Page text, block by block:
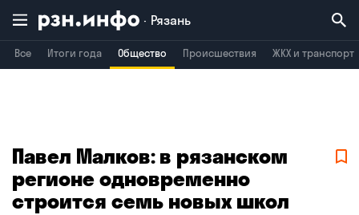
Рязань
Все Итоги года Общество Происшествия ЖКХ и транспорт
Воронеж Брянск
Павел Малков: в рязанском
регионе одновременно
строится семь новых школ